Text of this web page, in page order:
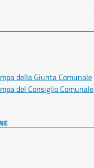
della Giunta Comunale
del Consiglio Comunale